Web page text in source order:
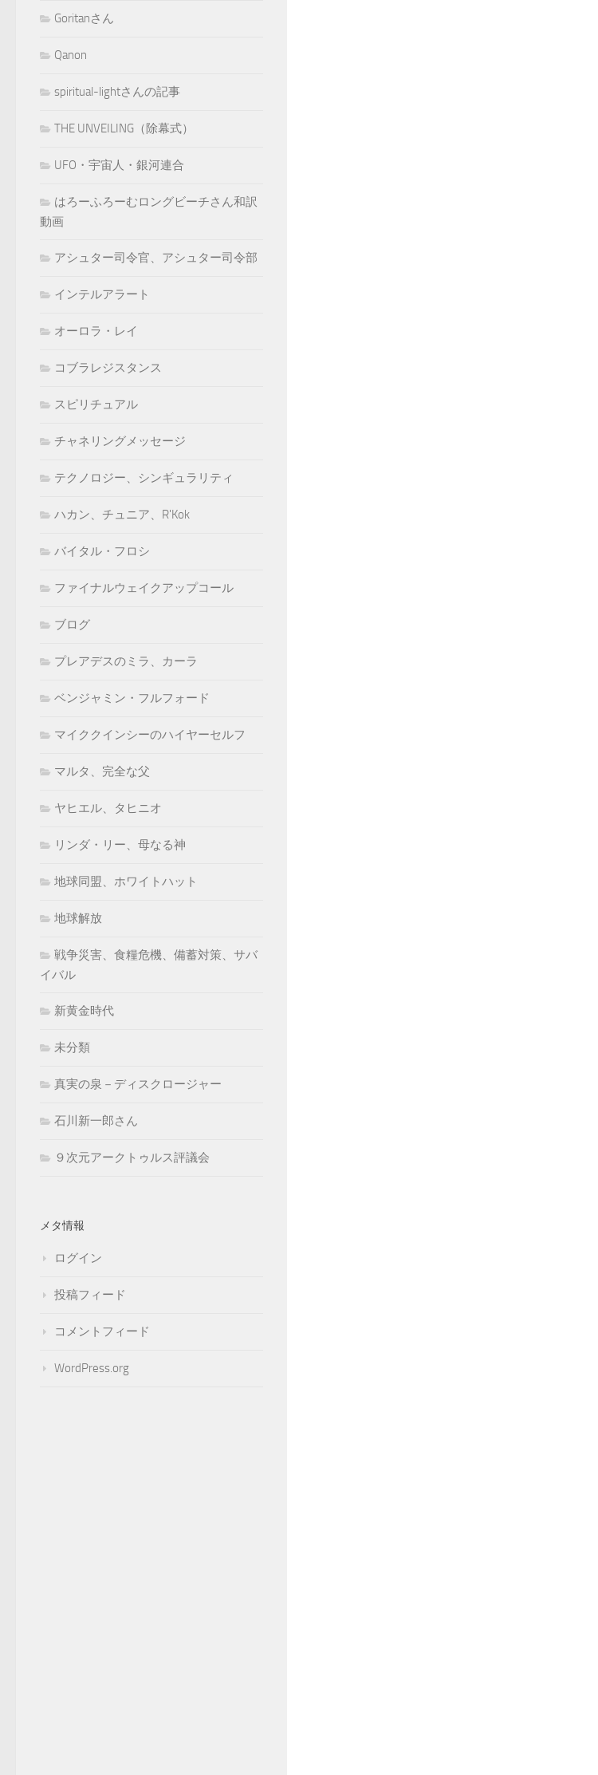
Goritanさん
Qanon
spiritual-lightさんの記事
THE UNVEILING（除幕式）
UFO・宇宙人・銀河連合
はろーふろーむロングビーチさん和訳
動画
アシュター司令官、アシュター司令部
インテルアラート
オーロラ・レイ
コブラレジスタンス
スピリチュアル
チャネリングメッセージ
テクノロジー、シンギュラリティ
ハカン、チュニア、R'Kok
バイタル・フロシ
ファイナルウェイクアップコール
ブログ
プレアデスのミラ、カーラ
ベンジャミン・フルフォード
マイククインシーのハイヤーセルフ
マルタ、完全な父
ヤヒエル、タヒニオ
リンダ・リー、母なる神
地球同盟、ホワイトハット
地球解放
戦争災害、食糧危機、備蓄対策、サバ
イバル
新黄金時代
未分類
真実の泉－ディスクロージャー
石川新一郎さん
９次元アークトゥルス評議会
メタ情報
ログイン
投稿フィード
コメントフィード
WordPress.org